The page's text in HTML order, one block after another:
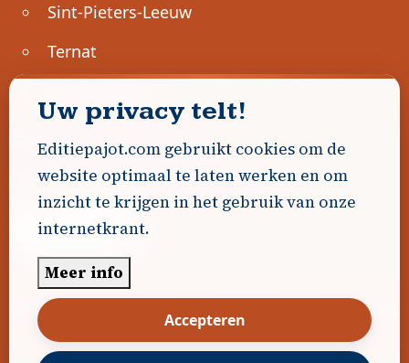
Sint-Pieters-Leeuw
Ternat
Geen advertenties gevonden.
Uw advertentie hier? Contacteer ons!
Word Partner!
© 2026 Editiepajot.com
Algemene voorwaarden
|Disclaimer Privacybeleid Cookiebeleid|
Gerealiseerd doorDavidHosse.net
Uw privacy telt!
Editiepajot.com gebruikt cookies om de
website optimaal te laten werken en om
inzicht te krijgen in het gebruik van onze
internetkrant.
Meer info
Accepteren